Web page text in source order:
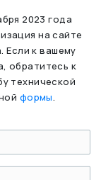
2023 года
на сайте
Если к вашему
обратитесь к
технической
формы.